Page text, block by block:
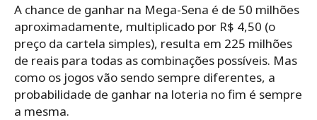
A chance de ganhar na Mega-Sena é de 50 milhões
aproximadamente, multiplicado por R$ 4,50 (o
preço da cartela simples), resulta em 225 milhões
de reais para todas as combinações possíveis. Mas
como os jogos vão sendo sempre diferentes, a
probabilidade de ganhar na loteria no fim é sempre
a mesma.